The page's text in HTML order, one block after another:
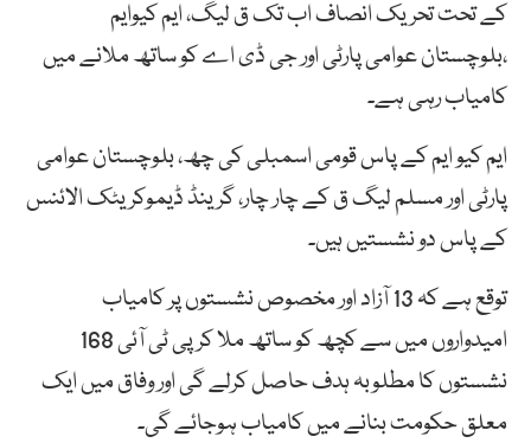
کے تحت تحریک انصاف اب تک ق لیگ، ایم کیوایم
،بلوچستان عوامی پارٹی اور جی ڈی اے کو ساتھ ملانے میں
کامیاب رہی ہے۔
ایم کیو ایم کے پاس قومی اسمبلی کی چھ، بلوچستان عوامی
پارٹی اور مسلم لیگ ق کے چار چار، گرینڈ ڈیموکریٹک الائنس
کے پاس دو نشستیں ہیں۔
توقع ہے کہ 13 آزاد اور مخصوص نشستوں پر کامیاب
امیدواروں میں سے کچھ کو ساتھ ملا کر پی ٹی آئی 168
نشستوں کا مطلوبہ ہدف حاصل کرلے گی اور وفاق میں ایک
معلق حکومت بنانے میں کامیاب ہوجائے گی۔